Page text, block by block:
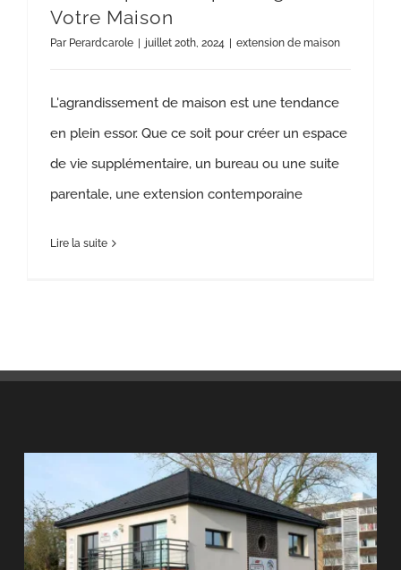
Votre Maison
Par Perardcarole juillet 20th, 2024 extension de maison
L'agrandissement de maison est une tendance
en plein essor. Que ce soit pour créer un espace
de vie supplémentaire, un bureau ou une suite
parentale, une extension contemporaine
Lire la suite